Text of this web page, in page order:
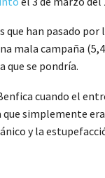
han pasado
mala campaña
que se pondría.
cuando el
simplemente
y la